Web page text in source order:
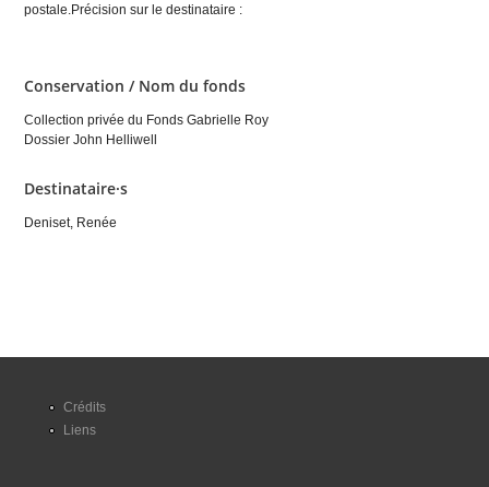
postale.Précision sur le destinataire :
Conservation / Nom du fonds
Collection privée du Fonds Gabrielle Roy
Dossier John Helliwell
Destinataire·s
Deniset, Renée
Crédits
Liens